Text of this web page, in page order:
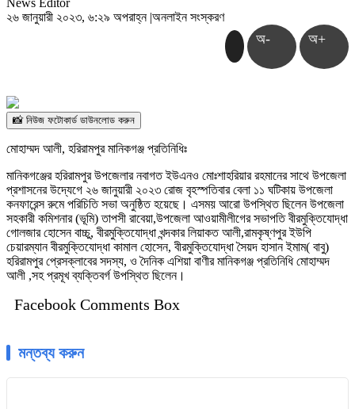
News Editor
২৬ জানুয়ারী ২০২৩, ৬:২৯ অপরাহ্ন |অনলাইন সংস্করণ
অ- অ+
📸 নিউজ ফটোকার্ড ডাউনলোড করুন
মোহাম্মদ আলী, হরিরামপুর মানিকগঞ্জ প্রতিনিধিঃ
মানিকগঞ্জের হরিরামপুর উপজেলার নবাগত ইউএনও মোঃশাহরিয়ার রহমানের সাথে উপজেলা
প্রশাসনের উদ্যেগে ২৬ জানুয়ারী ২০২৩ রোজ বৃহস্পতিবার বেলা ১১ ঘটিকায় উপজেলা
কনফারেন্স রুমে পরিচিতি সভা অনুষ্ঠিত হয়েছে। এসময় আরো উপস্থিত ছিলেন উপজেলা
সহকারী কমিশনার (ভূমি) তাপসী রাবেয়া,উপজেলা আওয়ামীলীগের সভাপতি বীরমুক্তিযোদ্ধা
গোলজার হোসেন বাচ্চু, বীরমুক্তিযোদ্ধা খন্দকার লিয়াকত আলী,রামকৃষ্ণপুর ইউপি
চেয়ারম্যান বীরমুক্তিযোদ্ধা কামাল হোসেন, বীরমুক্তিযোদ্ধা সৈয়দ হাসান ইমাম( বাবু)
হরিরামপুর প্রেসক্লাবের সদস্য, ও দৈনিক এশিয়া বাণীর মানিকগঞ্জ প্রতিনিধি মোহাম্মদ
আলী ,সহ প্রমূখ ব্যক্তিবর্গ উপস্থিত ছিলেন।
Facebook Comments Box
মন্তব্য করুন